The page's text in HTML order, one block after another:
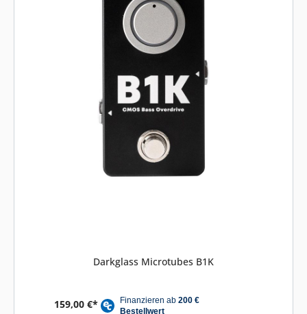
Darkglass Microtubes B1K
159,00 €*